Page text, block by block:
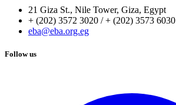
21 Giza St., Nile Tower, Giza, Egypt
+ (202) 3572 3020 / + (202) 3573 6030
eba@eba.org.eg
Follow us